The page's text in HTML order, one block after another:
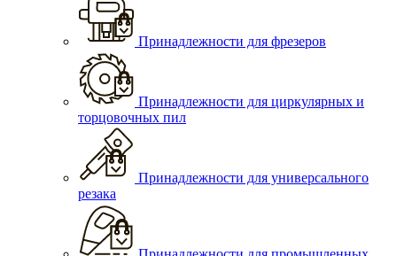
Принадлежности для фрезеров
Принадлежности для циркулярных и
торцовочных пил
Принадлежности для универсального
резака